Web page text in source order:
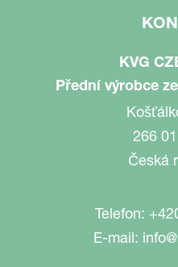
KVG
Přední výrobce
266
Česká
Telefon:
E-mail: